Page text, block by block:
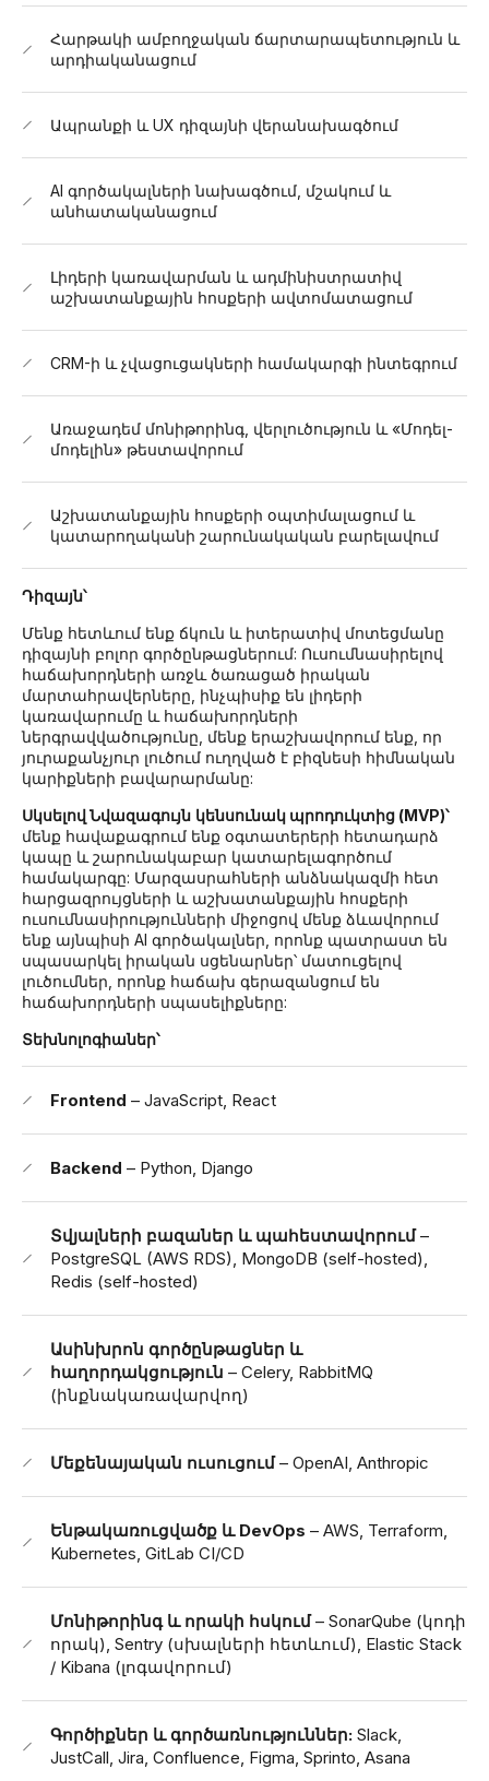
Հարթակի ամբողջական ճարտարապետություն և
արդիականացում
Ապրանքի և UX դիզայնի վերանախագծում
AI գործակալների նախագծում, մշակում և
անհատականացում
Լիդերի կառավարման և ադմինիստրատիվ
աշխատանքային հոսքերի ավտոմատացում
CRM-ի և չվացուցակների համակարգի ինտեգրում
Առաջադեմ մոնիթորինգ, վերլուծություն և «Մոդել-
մոդելին» թեստավորում
Աշխատանքային հոսքերի օպտիմալացում և
կատարողականի շարունակական բարելավում
Դիզայն՝
Մենք հետևում ենք ճկուն և իտերատիվ մոտեցմանը
դիզայնի բոլոր գործընթացներում: Ուսումնասիրելով
հաճախորդների առջև ծառացած իրական
մարտահրավերները, ինչպիսիք են լիդերի
կառավարումը և հաճախորդների
ներգրավվածությունը, մենք երաշխավորում ենք, որ
յուրաքանչյուր լուծում ուղղված է բիզնեսի հիմնական
կարիքների բավարարմանը:
Սկսելով Նվազագույն կենսունակ պրոդուկտից (MVP)՝
մենք հավաքագրում ենք օգտատերերի հետադարձ
կապը և շարունակաբար կատարելագործում
համակարգը: Մարզասրահների անձնակազմի հետ
հարցազրույցների և աշխատանքային հոսքերի
ուսումնասիրությունների միջոցով մենք ձևավորում
ենք այնպիսի AI գործակալներ, որոնք պատրաստ են
սպասարկել իրական սցենարներ՝ մատուցելով
լուծումներ, որոնք հաճախ գերազանցում են
հաճախորդների սպասելիքները:
Տեխնոլոգիաներ՝
Frontend – JavaScript, React
Backend – Python, Django
Տվյալների բազաներ և պահեստավորում–
PostgreSQL (AWS RDS), MongoDB (self-hosted),
Redis (self-hosted)
Ասինխրոն գործընթացներ և
հաղորդակցություն – Celery, RabbitMQ
(ինքնակառավարվող)
Մեքենայական ուսուցում– OpenAI, Anthropic
Ենթակառուցվածք և DevOps – AWS, Terraform,
Kubernetes, GitLab CI/CD
Մոնիթորինգ և որակի հսկում– SonarQube (կոդի
որակ), Sentry (սխալների հետևում), Elastic Stack
/ Kibana (լոգավորում)
Գործիքներ և գործառնություններ: Slack,
JustCall, Jira, Confluence, Figma, Sprinto, Asana